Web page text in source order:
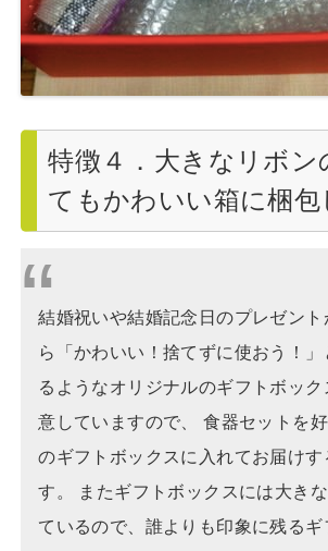
特徴４．大きなリボン
てもかわいい箱に梱包
結婚祝いや結婚記念日のプレゼン
ら「かわいい！捨てずに使おう！」
るようなオリジナルのギフトボック
意していますので、 食器セットを
のギフトボックスに入れてお届けす
す。 またギフトボックスには大き
ているので、誰よりも印象に残るギ